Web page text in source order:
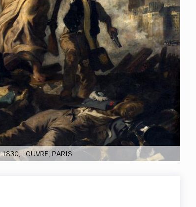
EXTRA
CODICI RUBRICHE LIBRI PROCEEDINGS PUBBLICITÀ CONTATTI
SOCIAL MEDIA
1830, LOUVRE, PARIS